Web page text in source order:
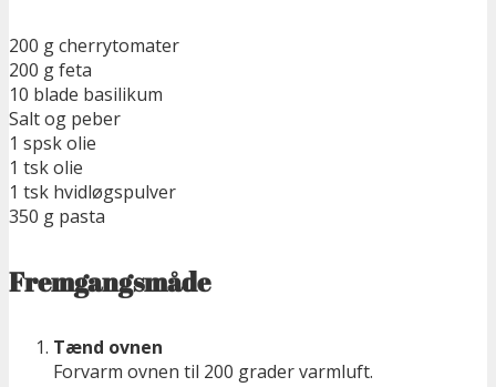
200 g cherrytomater
200 g feta
10 blade basilikum
Salt og peber
1 spsk olie
1 tsk olie
1 tsk hvidløgspulver
350 g pasta
Fremgangsmåde
Tænd ovnen
Forvarm ovnen til 200 grader varmluft.